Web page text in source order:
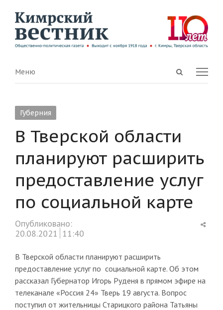
Open
Menu
Меню
Губерния
В Тверской области
планируют расширить
предоставление услуг
по социальной карте
Опубликовано:
20.08.2021 11:40
В Тверской области планируют расширить
предоставление услуг по социальной карте. Об этом
рассказал Губернатор Игорь Руденя в прямом эфире на
телеканале «Россия 24» Тверь 19 августа. Вопрос
поступил от жительницы Старицкого района Татьяны